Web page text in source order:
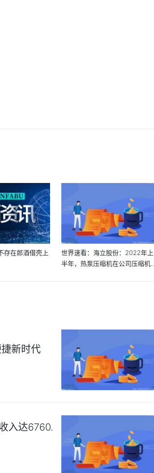
存在郎酒借壳上
世界速看：海立股份：2022年上
半年，热泵压缩机在公司压缩机整
新时代
入达6760.